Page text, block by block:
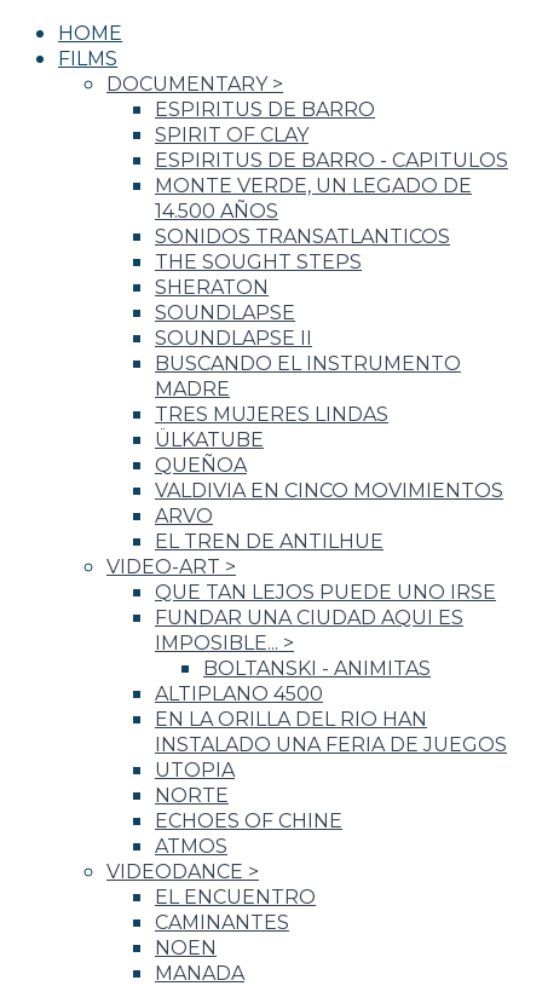
HOME
FILMS
DOCUMENTARY >
ESPIRITUS DE BARRO
SPIRIT OF CLAY
ESPIRITUS DE BARRO - CAPITULOS
MONTE VERDE, UN LEGADO DE
14.500 AÑOS
SONIDOS TRANSATLANTICOS
THE SOUGHT STEPS
SHERATON
SOUNDLAPSE
SOUNDLAPSE II
BUSCANDO EL INSTRUMENTO
MADRE
TRES MUJERES LINDAS
ÜLKATUBE
QUEÑOA
VALDIVIA EN CINCO MOVIMIENTOS
ARVO
EL TREN DE ANTILHUE
VIDEO-ART >
QUE TAN LEJOS PUEDE UNO IRSE
FUNDAR UNA CIUDAD AQUI ES
IMPOSIBLE... >
BOLTANSKI - ANIMITAS
ALTIPLANO 4500
EN LA ORILLA DEL RIO HAN
INSTALADO UNA FERIA DE JUEGOS
UTOPIA
NORTE
ECHOES OF CHINE
ATMOS
VIDEODANCE >
EL ENCUENTRO
CAMINANTES
NOEN
MANADA